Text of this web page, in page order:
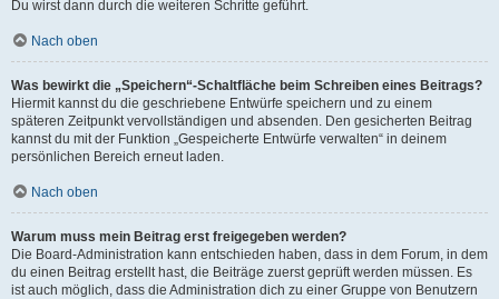
Du wirst dann durch die weiteren Schritte geführt.
Nach oben
Was bewirkt die „Speichern“-Schaltfläche beim Schreiben eines Beitrags?
Hiermit kannst du die geschriebene Entwürfe speichern und zu einem
späteren Zeitpunkt vervollständigen und absenden. Den gesicherten Beitrag
kannst du mit der Funktion „Gespeicherte Entwürfe verwalten“ in deinem
persönlichen Bereich erneut laden.
Nach oben
Warum muss mein Beitrag erst freigegeben werden?
Die Board-Administration kann entschieden haben, dass in dem Forum, in dem
du einen Beitrag erstellt hast, die Beiträge zuerst geprüft werden müssen. Es
ist auch möglich, dass die Administration dich zu einer Gruppe von Benutzern